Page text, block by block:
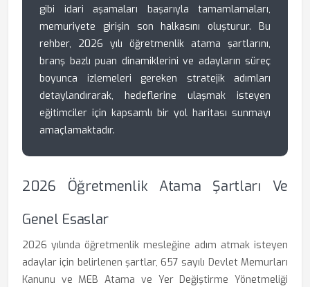
gibi idari aşamaları başarıyla tamamlamaları,
memuriyete girişin son halkasını oluşturur. Bu
rehber, 2026 yılı öğretmenlik atama şartlarını,
branş bazlı puan dinamiklerini ve adayların süreç
boyunca izlemeleri gereken stratejik adımları
detaylandırarak, hedeflerine ulaşmak isteyen
eğitimciler için kapsamlı bir yol haritası sunmayı
amaçlamaktadır.
2026 Öğretmenlik Atama Şartları Ve
Genel Esaslar
2026 yılında öğretmenlik mesleğine adım atmak isteyen
adaylar için belirlenen şartlar, 657 sayılı Devlet Memurları
Kanunu ve MEB Atama ve Yer Değiştirme Yönetmeliği